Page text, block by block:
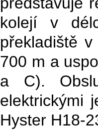
kolejí v
překladiště
700 m a
a C).
elektrickými
Hyster H18-